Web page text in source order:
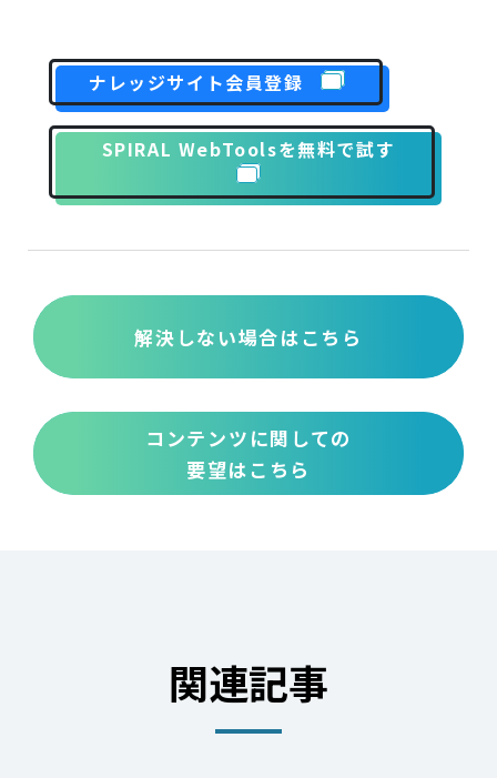
ナレッジサイト会員登録
SPIRAL WebToolsを無料で試す
解決しない場合はこちら
コンテンツに関しての
要望はこちら
関連記事